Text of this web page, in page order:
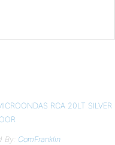
By: ComFranklin